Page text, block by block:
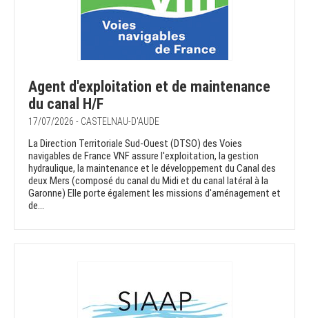
Agent d'exploitation et de maintenance
du canal H/F
17/07/2026 - CASTELNAU-D'AUDE
La Direction Territoriale Sud-Ouest (DTSO) des Voies
navigables de France VNF assure l'exploitation, la gestion
hydraulique, la maintenance et le développement du Canal des
deux Mers (composé du canal du Midi et du canal latéral à la
Garonne) Elle porte également les missions d'aménagement et
de...